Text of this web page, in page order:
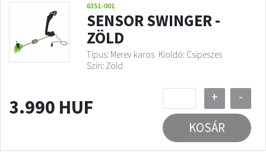
6351-001
SENSOR SWINGER -
ZÖLD
Típus: Merev karos Kioldó: Csipeszes
Szín: Zöld
3.990 HUF +
-
KOSÁR